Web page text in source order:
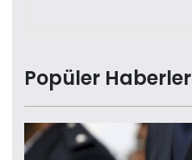
Popüler Haberler